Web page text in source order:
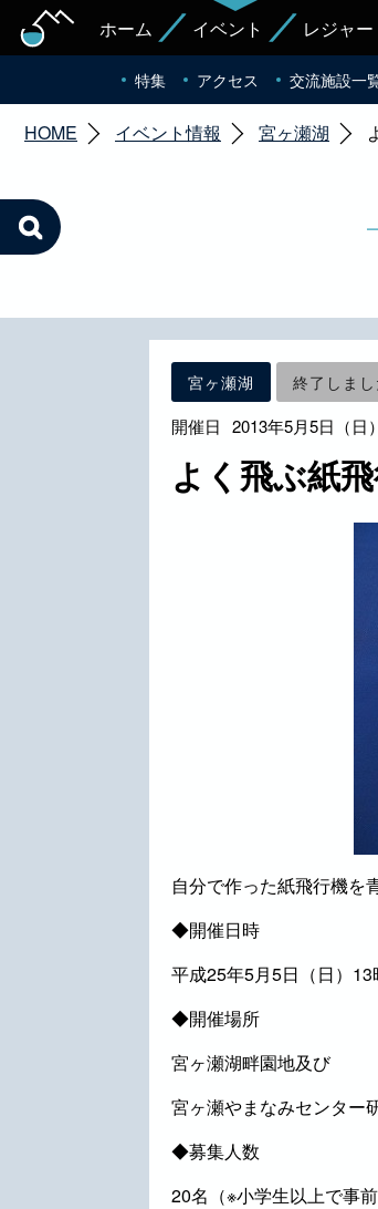
ホーム イベント レジャー
特集 アクセス 交流施設一
HOME イベント情報 宮ヶ瀬湖
宮ヶ瀬湖 終了しまし
開催日 2013年5月5日（日）
よく飛ぶ紙
自分で作った紙飛行機を
◆開催日時
平成25年5月5日（日）
◆開催場所
宮ヶ瀬湖畔園地及び
宮ヶ瀬やまなみセンター
◆募集人数
20名（※小学生以上で事前